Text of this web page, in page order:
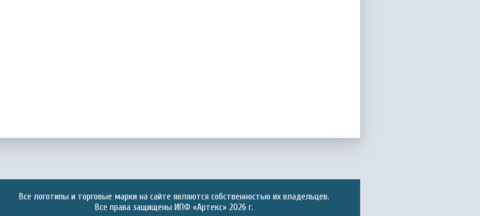
Все логотипы и торговые марки на сайте являются собственностью их владельцев.
Все права защищены ИПФ «Артекс» 2026 г.